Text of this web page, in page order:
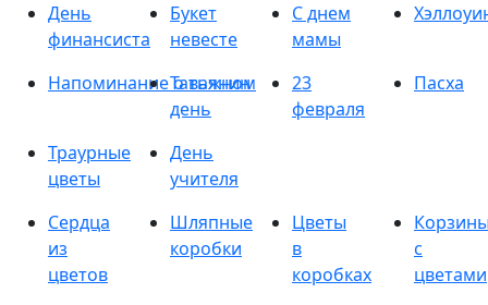
День
финансиста
Букет
невесте
С днем
мамы
Напоминание о важном
Татьянин
день
23
февраля
Пасха
Траурные
цветы
День
учителя
Сердца
из
цветов
Шляпные
коробки
Цветы
в
коробках
с
цветами